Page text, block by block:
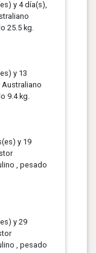
y 4 día(s),
25.5 kg.
y 13
Australiano
9.4 kg.
y 19
, pesado
y 29
, pesado